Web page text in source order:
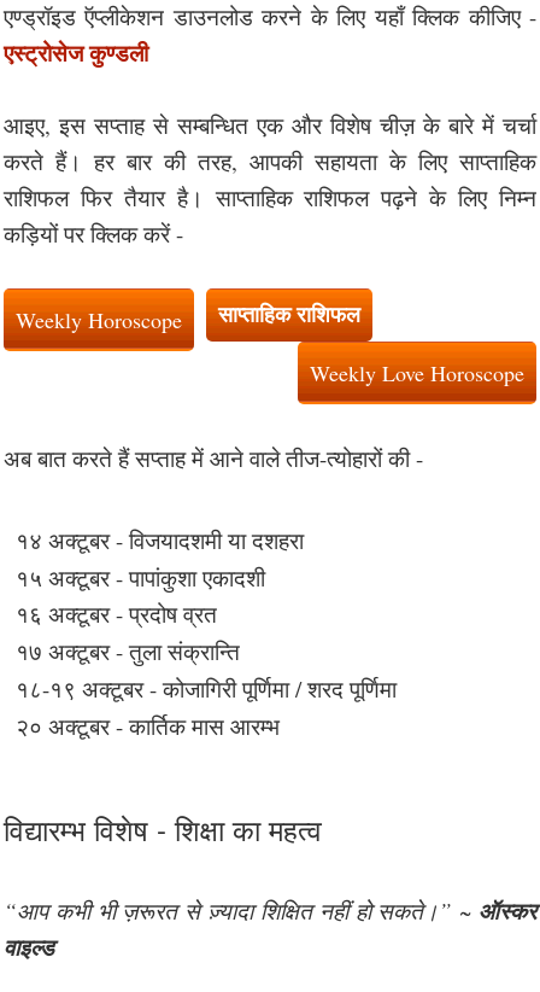
एण्ड्रॉइड ऍप्लीकेशन डाउनलोड करने के लिए यहाँ क्लिक कीजिए -
एस्ट्रोसेज कुण्डली
आइए, इस सप्ताह से सम्बन्धित एक और विशेष चीज़ के बारे में चर्चा
करते हैं। हर बार की तरह, आपकी सहायता के लिए साप्ताहिक
राशिफल फिर तैयार है। साप्ताहिक राशिफल पढ़ने के लिए निम्न
कड़ियों पर क्लिक करें -
Weekly Horoscope साप्ताहिक राशिफल
Weekly Love Horoscope
अब बात करते हैं सप्ताह में आने वाले तीज-त्योहारों की -
१४ अक्टूबर - विजयादशमी या दशहरा
१५ अक्टूबर - पापांकुशा एकादशी
१६ अक्टूबर - प्रदोष व्रत
१७ अक्टूबर - तुला संक्रान्ति
१८-१९ अक्टूबर - कोजागिरी पूर्णिमा / शरद पूर्णिमा
२० अक्टूबर - कार्तिक मास आरम्भ
विद्यारम्भ विशेष - शिक्षा का महत्व
“आप कभी भी ज़रूरत से ज़्यादा शिक्षित नहीं हो सकते।” ~ ऑस्कर
वाइल्ड